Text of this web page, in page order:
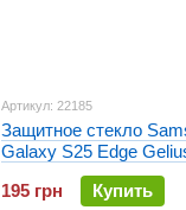
Артикул: 22185
Защитное стекло
Galaxy S25 Edge
195 грн
Купить